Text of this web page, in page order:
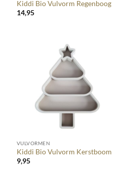
Kiddi Bio Vulvorm Regenboog
14,95
VULVORMEN
Kiddi Bio Vulvorm Kerstboom
9,95